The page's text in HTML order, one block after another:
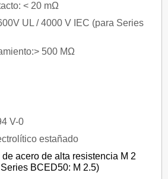
< 20 mΩ
UL / 4000 V IEC (para Series
500 MΩ
V-0
estañado
acero de alta resistencia M 2
BCED50: M 2.5)